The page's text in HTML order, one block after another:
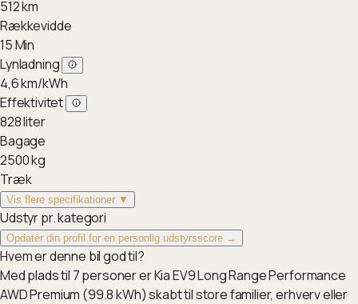
512km
Rækkevidde
15Min
Lynladning
4,6km/kWh
Effektivitet
828liter
Bagage
2500kg
Træk
Vis flere specifikationer ▼
Udstyr pr. kategori
Opdatér din profil for en personlig udstyrsscore →
Hvem er denne bil god til?
Med plads til 7 personer er Kia EV9 Long Range Performance
AWD Premium (99.8 kWh) skabt til store familier, erhverv eller